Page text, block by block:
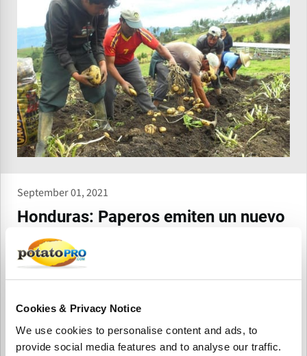
Cookies & Privacy Notice
We use cookies to personalise content and ads, to
provide social media features and to analyse our traffic.
September 01, 2021
Honduras: Paperos emiten un nuevo
SOS en demanda de condonaciones
Productores de papa de Honduras emitieron un nuevo
adelante con deudas financieras y recuperarse de pérdidas